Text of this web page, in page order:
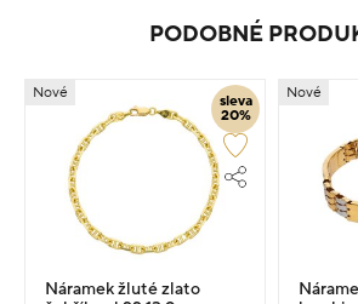
PODOBNÉ
sleva
20%
Nové
Náramek žluté zlato
Nové